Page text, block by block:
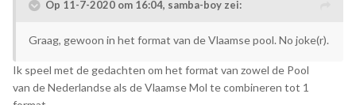
Op 11-7-2020 om 16:04, samba-boy zei:
Graag, gewoon in het format van de Vlaamse pool. No joke(r).
Ik speel met de gedachten om het format van zowel de Pool
van de Nederlandse als de Vlaamse Mol te combineren tot 1